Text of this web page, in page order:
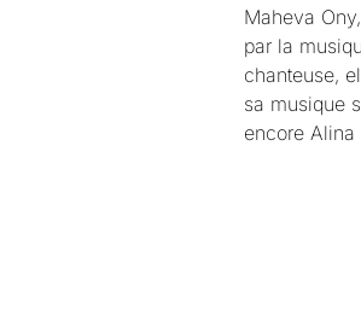
Maheva
par la
chanteuse,
sa musique
encore Alina